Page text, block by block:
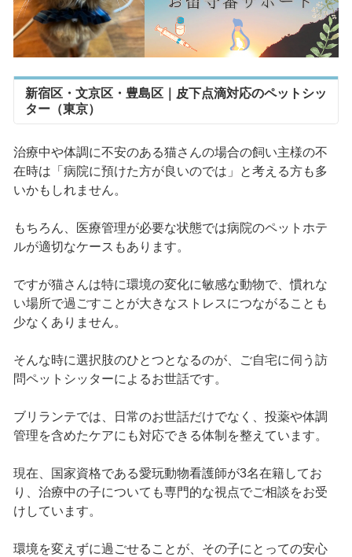
新宿区・文京区・豊島区｜皮下点滴対応のペットシッ
ター（東京）
治療中や体調に不安のある猫さんの場合の飼い主様の不
在時は「病院に預けた方が良いのでは」と考える方も多
いかもしれません。
もちろん、医療管理が必要な状態では病院のペットホテ
ルが適切なケースもあります。
ですが猫さんは特に環境の変化に敏感な動物で、慣れな
い場所で過ごすことが大きなストレスにつながることも
少なくありません。
そんな時に選択肢のひとつとなるのが、ご自宅に伺う訪
問ペットシッターによるお世話です。
ブリランテでは、日常のお世話だけでなく、投薬や体調
管理を含めたケアにも対応できる体制を整えています。
現在、国家資格である愛玩動物看護師が3名在籍してお
り、治療中の子についても専門的な視点でご相談をお受
けしています。
環境を変えずに過ごせることが、その子にとっての安心